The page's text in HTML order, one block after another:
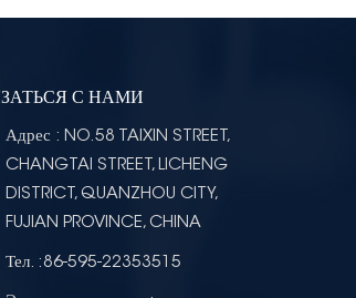
С НАМИ
Адрес : NO.58 TAIXIN STREET,
CHANGTAI STREET, LICHENG
DISTRICT, QUANZHOU CITY,
FUJIAN PROVINCE, CHINA
Тел. :86-595-22353515